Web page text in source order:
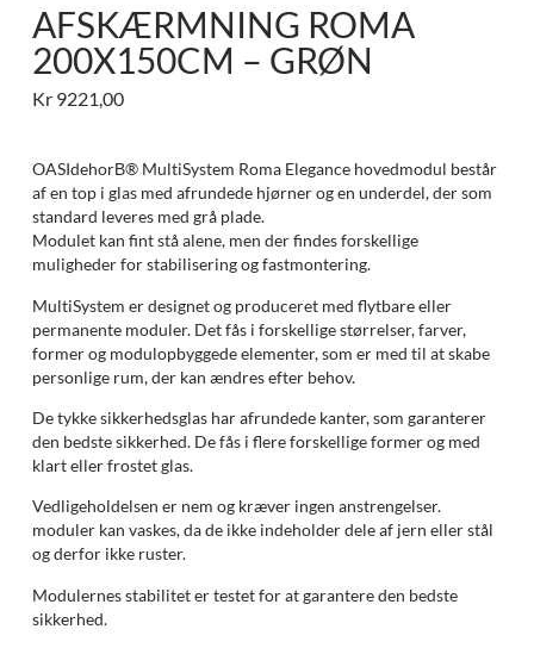
AFSKÆRMNING ROMA
200X150CM – GRØN
Kr9221,00
OASIdehorВ® MultiSystem Roma Elegance hovedmodul består
af en top i glas med afrundede hjørner og en underdel, der som
standard leveres med grå plade.
Modulet kan fint stå alene, men der findes forskellige
muligheder for stabilisering og fastmontering.
MultiSystem er designet og produceret med flytbare eller
permanente moduler. Det fås i forskellige størrelser, farver,
former og modulopbyggede elementer, som er med til at skabe
personlige rum, der kan ændres efter behov.
De tykke sikkerhedsglas har afrundede kanter, som garanterer
den bedste sikkerhed. De fås i flere forskellige former og med
klart eller frostet glas.
Vedligeholdelsen er nem og kræver ingen anstrengelser.
moduler kan vaskes, da de ikke indeholder dele af jern eller stål
og derfor ikke ruster.
Modulernes stabilitet er testet for at garantere den bedste
sikkerhed.